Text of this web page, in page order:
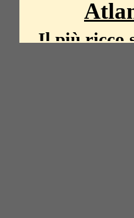
Il più ricco